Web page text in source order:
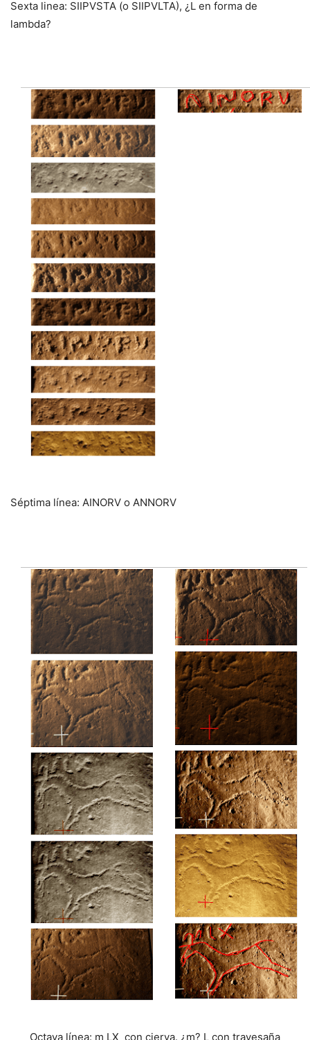
Sexta linea: SIIPVSTA (o SIIPVLTA), ¿L en forma de
lambda?
Séptima línea: AINORV o ANNORV
Octava línea: m LX con cierva. ¿m? L con travesaña